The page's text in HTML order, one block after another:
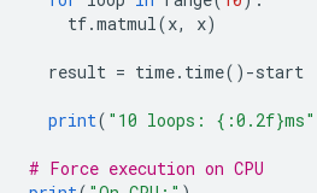
tf.matmul(x, x)
result = time. time()-start
print( "10 loops: {:0.2f}ms"
# Force execution on CPU